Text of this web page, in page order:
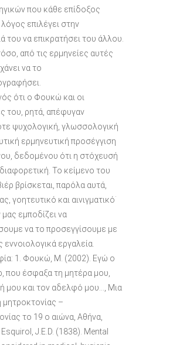
που κάθε επίδοξος
επιλέγει στην
του να επικρατήσει του άλλου.
από τις ερμηνείες αυτές
να το
ότι ο Φουκώ και οι
του, ρητά, απέφυγαν
ψυχολογική, γλωσσολογική
ερμηνευτική προσέγγιση
δεδομένου ότι η στόχευσή
Το κείμενο του
βρίσκεται, παρόλα αυτά,
γοητευτικό και αινιγματικό˙
εμποδίζει να
να το προσεγγίσουμε με
εννοιολογικά εργαλεία.
1. Φουκώ, Μ. (2002). Εγώ ο
που έσφαξα τη μητέρα μου,
μου και τον αδελφό μου…, Μια
–
το 19 ο αιώνα, Αθήνα,
J.E.D. (1838). Mental